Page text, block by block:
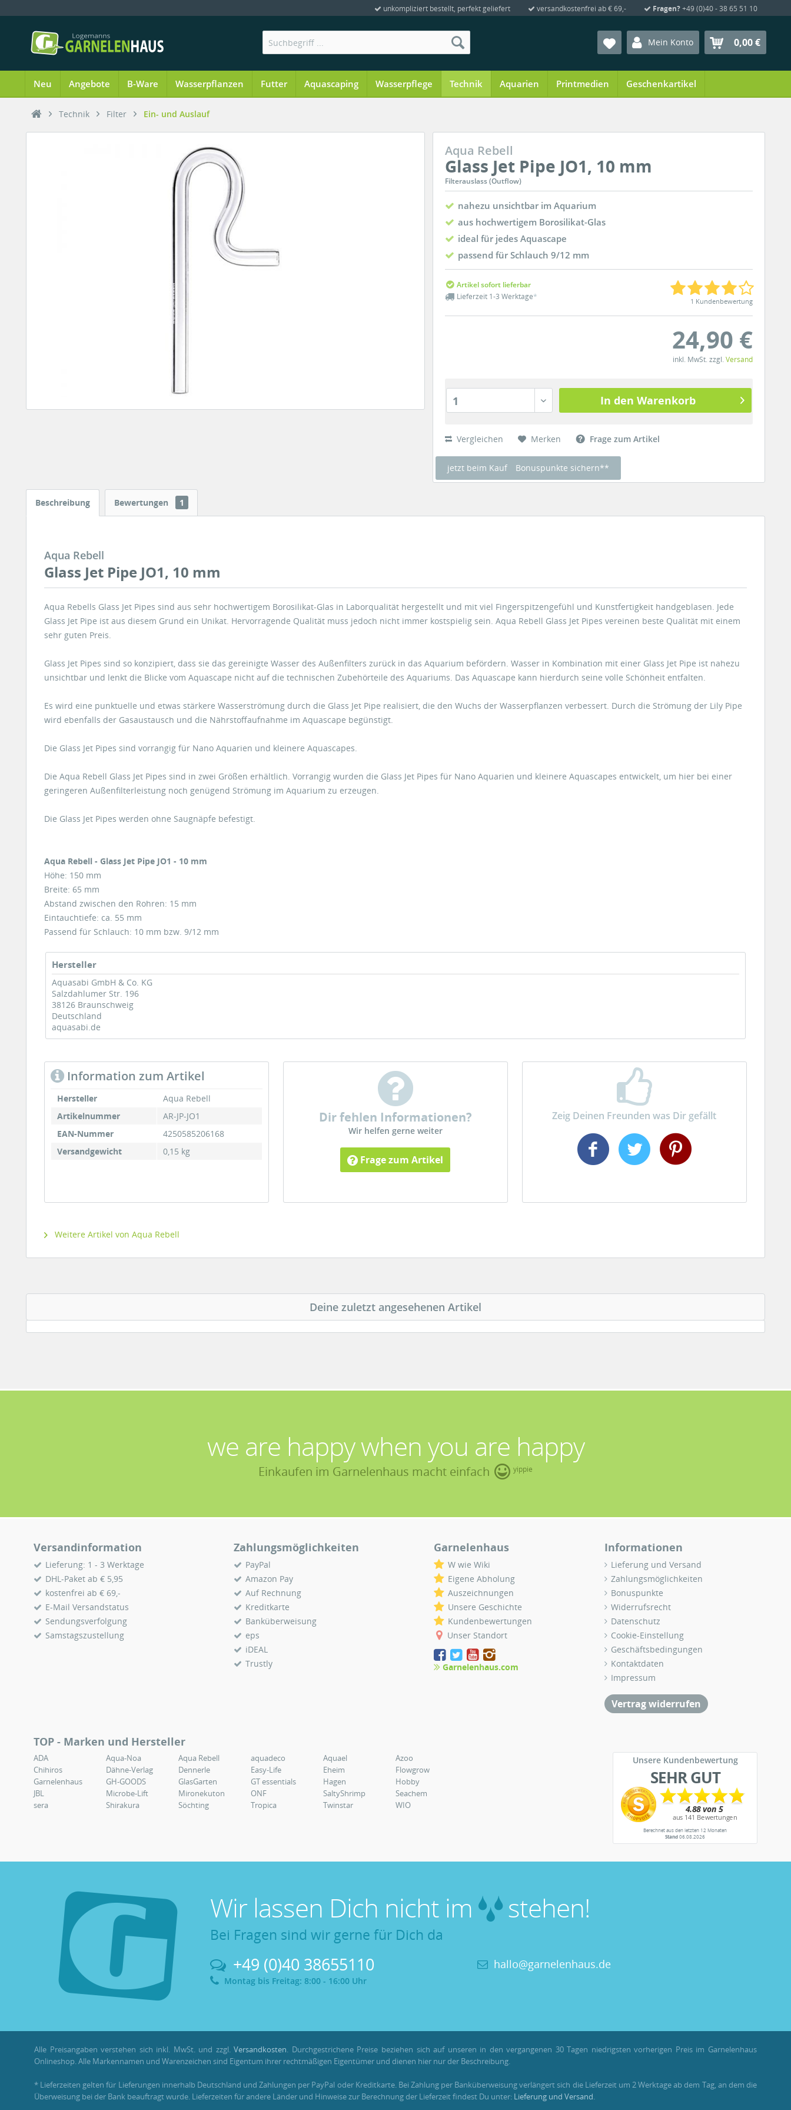
unkompliziert bestellt, perfekt geliefert versandkostenfrei ab € 69,- Fragen?+49 (0)40 - 38 65 51 10
Mein Konto 0,00 €
Neu Angebote B-Ware Wasserpflanzen Futter Aquascaping Wasserpflege Technik Aquarien Printmedien Geschenkartikel
Technik Filter Ein- und Auslauf
Aqua Rebell
Glass Jet Pipe JO1, 10 mm
Filterauslass (Outflow)
nahezu unsichtbar im Aquarium
aus hochwertigem Borosilikat-Glas
ideal für jedes Aquascape
passend für Schlauch 9/12 mm
Artikel sofort lieferbar
Lieferzeit 1-3 Werktage* 1 Kundenbewertung
24,90 €
inkl. MwSt. zzgl. Versand
1 In den Warenkorb
Vergleichen Merken Frage zum Artikel
jetzt beim Kauf Bonuspunkte sichern**
Beschreibung Bewertungen 1
Aqua Rebell
Glass Jet Pipe JO1, 10 mm
Aqua Rebells Glass Jet Pipes sind aus sehr hochwertigem Borosilikat-Glas in Laborqualität hergestellt und mit viel Fingerspitzengefühl und Kunstfertigkeit handgeblasen. Jede
Glass Jet Pipe ist aus diesem Grund ein Unikat. Hervorragende Qualität muss jedoch nicht immer kostspielig sein. Aqua Rebell Glass Jet Pipes vereinen beste Qualität mit einem
sehr guten Preis.
Glass Jet Pipes sind so konzipiert, dass sie das gereinigte Wasser des Außenfilters zurück in das Aquarium befördern. Wasser in Kombination mit einer Glass Jet Pipe ist nahezu
unsichtbar und lenkt die Blicke vom Aquascape nicht auf die technischen Zubehörteile des Aquariums. Das Aquascape kann hierdurch seine volle Schönheit entfalten.
Es wird eine punktuelle und etwas stärkere Wasserströmung durch die Glass Jet Pipe realisiert, die den Wuchs der Wasserpflanzen verbessert. Durch die Strömung der Lily Pipe
wird ebenfalls der Gasaustausch und die Nährstoffaufnahme im Aquascape begünstigt.
Die Glass Jet Pipes sind vorrangig für Nano Aquarien und kleinere Aquascapes.
Die Aqua Rebell Glass Jet Pipes sind in zwei Größen erhältlich. Vorrangig wurden die Glass Jet Pipes für Nano Aquarien und kleinere Aquascapes entwickelt, um hier bei einer
geringeren Außenfilterleistung noch genügend Strömung im Aquarium zu erzeugen.
Die Glass Jet Pipes werden ohne Saugnäpfe befestigt.
Aqua Rebell - Glass Jet Pipe JO1 - 10 mm
Höhe: 150 mm
Breite: 65 mm
Abstand zwischen den Rohren: 15 mm
Eintauchtiefe: ca. 55 mm
Passend für Schlauch: 10 mm bzw. 9/12 mm
Hersteller
Aquasabi GmbH & Co. KG
Salzdahlumer Str. 196
38126 Braunschweig
Deutschland
aquasabi.de
Information zum Artikel
Hersteller
Aqua Rebell
Artikelnummer
AR-JP-JO1
EAN-Nummer
4250585206168
Versandgewicht
0,15 kg
Dir fehlen Informationen?
Wir helfen gerne weiter
Frage zum Artikel
Zeig Deinen Freunden was Dir gefällt
Weitere Artikel von Aqua Rebell
Deine zuletzt angesehenen Artikel
we are happy when you are happy
Einkaufen im Garnelenhaus macht einfach yippie
Versandinformation
Lieferung: 1 - 3 Werktage
DHL-Paket ab € 5,95
kostenfrei ab € 69,-
E-Mail Versandstatus
Sendungsverfolgung
Samstagszustellung
Zahlungsmöglichkeiten
PayPal
Amazon Pay
Auf Rechnung
Kreditkarte
Banküberweisung
eps
iDEAL
Trustly
Garnelenhaus
W wie Wiki
Eigene Abholung
Auszeichnungen
Unsere Geschichte
Kundenbewertungen
Unser Standort
Garnelenhaus.com
Informationen
Lieferung und Versand
Zahlungsmöglichkeiten
Bonuspunkte
Widerrufsrecht
Datenschutz
Cookie-Einstellung
Geschäftsbedingungen
Kontaktdaten
Impressum
Vertrag widerrufen
TOP - Marken und Hersteller
ADA Aqua-Noa Aqua Rebell aquadeco Aquael
Azoo
Chihiros
Dähne-Verlag Dennerle Easy-Life Eheim
Flowgrow
Garnelenhaus
GH-GOODS GlasGarten GT essentials Hagen
Hobby
JBL
Microbe-Lift Mironekuton ONF SaltyShrimp
Seachem
sera
Shirakura Söchting Tropica Twinstar WIO
Unsere Kundenbewertung
SEHR GUT
Berechnet aus den letzten 12 Monaten
Stand06.08.2026
Wir lassen Dich nicht im stehen!
Bei Fragen sind wir gerne für Dich da
+49 (0)40 38655110
Montag bis Freitag: 8:00 - 16:00 Uhr
hallo@garnelenhaus.de
Alle Preisangaben verstehen sich inkl. MwSt. und zzgl.Versandkosten. Durchgestrichene Preise beziehen sich auf unseren in den vergangenen 30 Tagen niedrigsten vorherigen Preis im Garnelenhaus
Onlineshop. Alle Markennamen und Warenzeichen sind Eigentum ihrer rechtmäßigen Eigentümer und dienen hier nur der Beschreibung.
* Lieferzeiten gelten für Lieferungen innerhalb Deutschland und Zahlungen per PayPal oder Kreditkarte. Bei Zahlung per Banküberweisung verlängert sich die Lieferzeit um 2 Werktage ab dem Tag, an dem die
Überweisung bei der Bank beauftragt wurde. Lieferzeiten für andere Länder und Hinweise zur Berechnung der Lieferzeit findest Du unter: Lieferung und Versand.